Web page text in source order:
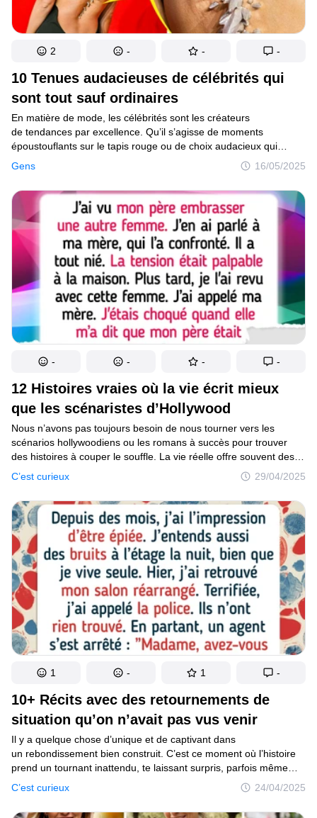
10 Tenues audacieuses de célébrités qui
sont tout sauf ordinaires
Gens 16/05/2025
En matière de mode, les célébrités sont les créateurs
de tendances par excellence. Qu’il s’agisse de moments
époustouflants sur le tapis rouge ou de choix audacieux qui
défient les conventions, ces stars savent comment faire une
déclaration. Dans cet article, nous nous plongeons dans l’univers
de la mode des célébrités, en explorant les looks emblématiques
qui ont laissé un impact durable. Accrochez-vous car ces tenues
sont tout sauf ordinaires !
2 - - -
12 Histoires vraies où la vie écrit mieux
que les scénaristes d’Hollywood
C’est curieux 29/04/2025
Nous n’avons pas toujours besoin de nous tourner vers les
scénarios hollywoodiens ou les romans à succès pour trouver
des histoires à couper le souffle. La vie réelle offre souvent des
retournements de situation qui surpassent n'importe quelle
intrigue fictive en termes de surprise, de drame et de suspense.
Les récits que nous avons rassemblés en sont la preuve parfaite.
En les découvrant, tu embarqueras dans un voyage riche en
rebondissements inattendus, la preuve que la réalité peut être
encore plus incroyable que l'imagination.
- - - -
10+ Récits avec des retournements de
situation qu’on n’avait pas vus venir
C’est curieux 24/04/2025
Il y a quelque chose d’unique et de captivant dans
un rebondissement bien construit. C’est ce moment où l’histoire
prend un tournant inattendu, te laissant surpris, parfois même
en train de remettre en question tout ce que tu pensais savoir.
Dans cette collection, on te propose plus de 10 récits qui
maîtrisent parfaitement cette technique narrative. Chaque histoire
1 - 1 -
Politique relative aux cookies
Modalités de service
Mise à jour du consentement
© 2014–2026 TheSoul Publishing
Tous droits réservés.